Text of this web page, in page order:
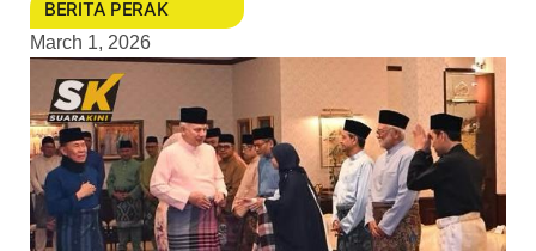
BERITA PERAK
March 1, 2026